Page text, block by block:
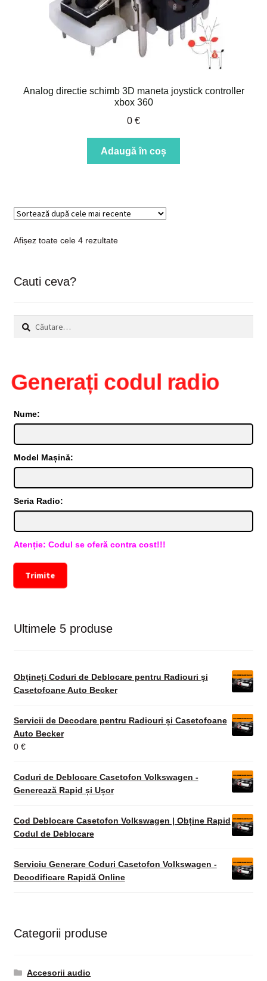
Analog directie schimb 3D maneta joystick controller
xbox 360
0 €
Adaugă în coș
Afișez toate cele 4 rezultateSortat
Cauti ceva?
Caută
după:
Generați codul radio
Nume:
Model Mașină:
Seria Radio:
Atenție: Codul se oferă contra cost!!!
Trimite
Ultimele 5 produse
Obțineți Coduri de Deblocare pentru Radiouri și
Casetofoane Auto Becker
Servicii de Decodare pentru Radiouri și Casetofoane
Auto Becker
0 €
Coduri de Deblocare Casetofon Volkswagen -
Generează Rapid și Ușor
Cod Deblocare Casetofon Volkswagen | Obține Rapid
Codul de Deblocare
Serviciu Generare Coduri Casetofon Volkswagen -
Decodificare Rapidă Online
Categorii produse
Accesorii audio